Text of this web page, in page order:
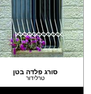
סורג פלדה בטן
טרלידור